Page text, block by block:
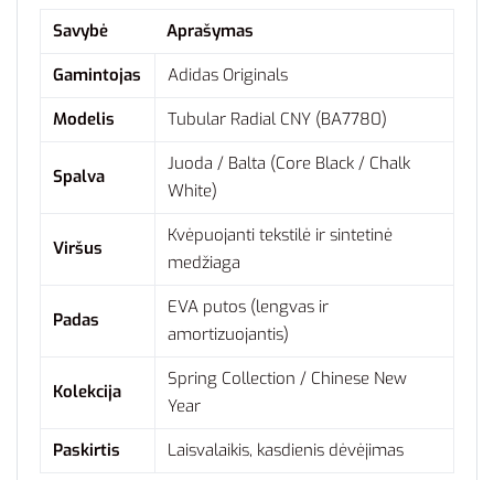
Savybė
Aprašymas
Gamintojas
Adidas Originals
Modelis
Tubular Radial CNY (BA7780)
Spalva
Juoda / Balta (Core Black / Chalk
White)
Viršus
Kvėpuojanti tekstilė ir sintetinė
medžiaga
Padas
EVA putos (lengvas ir
amortizuojantis)
Kolekcija
Spring Collection / Chinese New
Year
Paskirtis
Laisvalaikis, kasdienis dėvėjimas